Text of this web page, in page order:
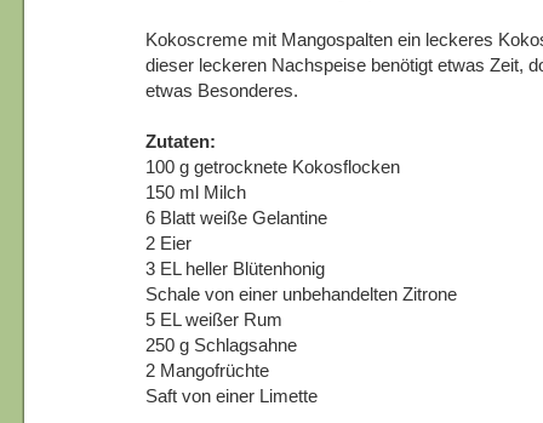
Kokoscreme mit Mangospalten ein leckeres
dieser leckeren Nachspeise benötigt etwas Zeit,
etwas Besonderes.
Zutaten:
100 g getrocknete Kokosflocken
150 ml Milch
6 Blatt weiße Gelantine
2 Eier
3 EL heller Blütenhonig
Schale von einer unbehandelten Zitrone
5 EL weißer Rum
250 g Schlagsahne
2 Mangofrüchte
Saft von einer Limette